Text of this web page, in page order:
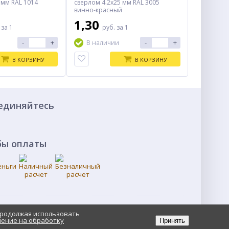
RAL 1014
за 1
- +
В КОРЗИНУ
сверлом 4.2x25 мм RAL 3005
винно-красный
1,30 руб. за 1
В наличии
- +
В КОРЗИНУ
оплаты
использовать
на обработку Принять